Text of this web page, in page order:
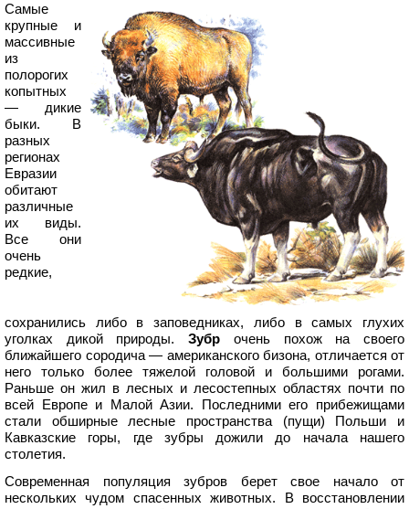
Самые
крупные и
массивные
из
полорогих
копытных
— дикие
быки. В
разных
регионах
Евразии
обитают
различные
их виды.
Все они
очень
редкие,
сохранились либо в заповедниках, либо в самых глухих
уголках дикой природы.Зубр очень похож на своего
ближайшего сородича — американского бизона, отличается от
него только более тяжелой головой и большими рогами.
Раньше он жил в лесных и лесостепных областях почти по
всей Европе и Малой Азии. Последними его прибежищами
стали обширные лесные пространства (пущи) Польши и
Кавказские горы, где зубры дожили до начала нашего
столетия.
Современная популяция зубров берет свое начало от
нескольких чудом спасенных животных. В восстановлении